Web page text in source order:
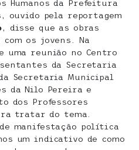
Humanos da Prefeitura
ouvido pela reportagem
, disse que as obras
os jovens. Na
reunião no Centro
da Secretaria
Secretaria Municipal
da Nilo Pereira e
dos Professores
tratar do tema.
manifestação política
um indicativo de como